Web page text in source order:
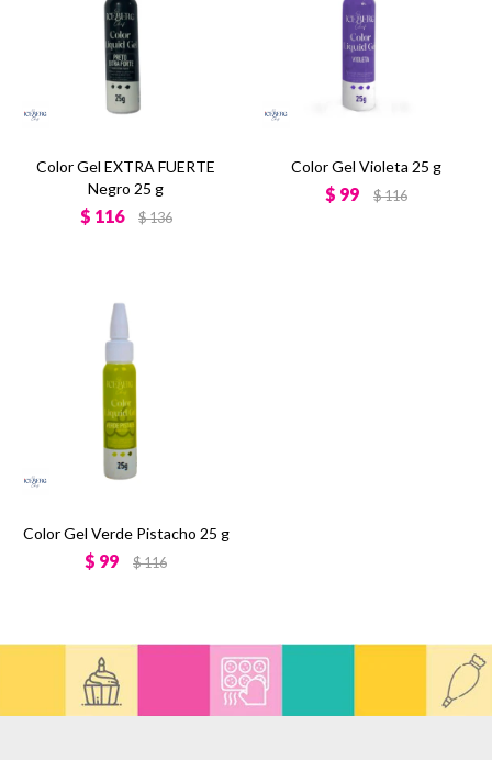
Color Gel EXTRA FUERTE
Negro 25 g
$ 116 $136
Color Gel Violeta 25 g
$ 99 $116
Color Gel Verde Pistacho 25 g
$ 99 $116